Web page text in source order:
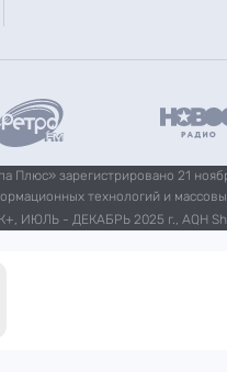
Плюс» зарегистрировано 21
технологий и
ИЮЛЬ - ДЕКАБРЬ 2025 г., AQH